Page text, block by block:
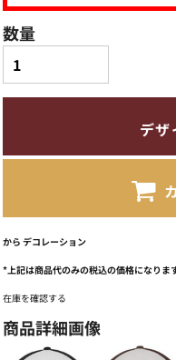
数量
デザ
から デコレーション
*上記は商品代のみの税込の価格になりま
在庫を確認する
商品詳細画像